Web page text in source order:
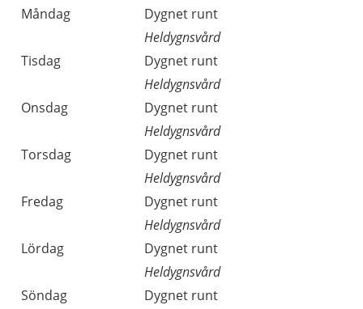
Måndag
Dygnet runt
Heldygnsvård
Tisdag
Dygnet runt
Heldygnsvård
Onsdag
Dygnet runt
Heldygnsvård
Torsdag
Dygnet runt
Heldygnsvård
Fredag
Dygnet runt
Heldygnsvård
Lördag
Dygnet runt
Heldygnsvård
Söndag
Dygnet runt